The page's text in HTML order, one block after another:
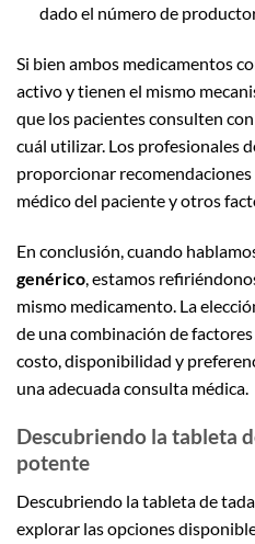
dado el número de
Si bien ambos medicamentos
activo y tienen el mismo
que los pacientes consulten
cuál utilizar. Los profesionales
proporcionar
médico del paciente y otros
En conclusión, cuando
genérico , estamos
mismo medicamento. La
de una combinación de
costo, disponibilidad y
una adecuada consulta médica.
Descubriendo la tableta
potente
Descubriendo la tableta de
explorar las opciones